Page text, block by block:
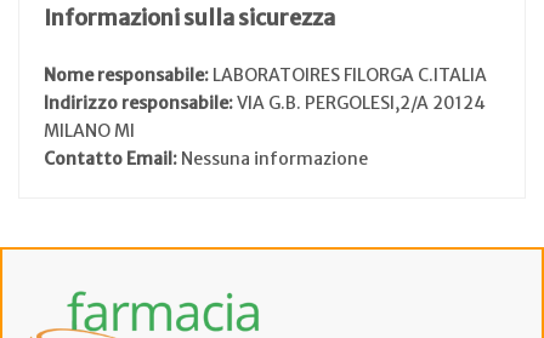
Informazioni sulla sicurezza
Nome responsabile: LABORATOIRES FILORGA C.ITALIA
Indirizzo responsabile:VIA G.B. PERGOLESI,2/A 20124
MILANO MI
Contatto Email: Nessuna informazione